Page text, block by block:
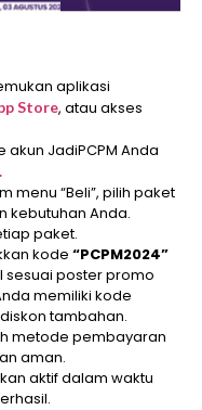
aplikasi
Store, atau akses
akun JadiPCPM Anda
menu “Beli”, pilih paket
kebutuhan Anda.
paket.
kode “PCPM2024”
sesuai poster promo
memiliki kode
tambahan.
metode pembayaran
aman.
aktif dalam waktu